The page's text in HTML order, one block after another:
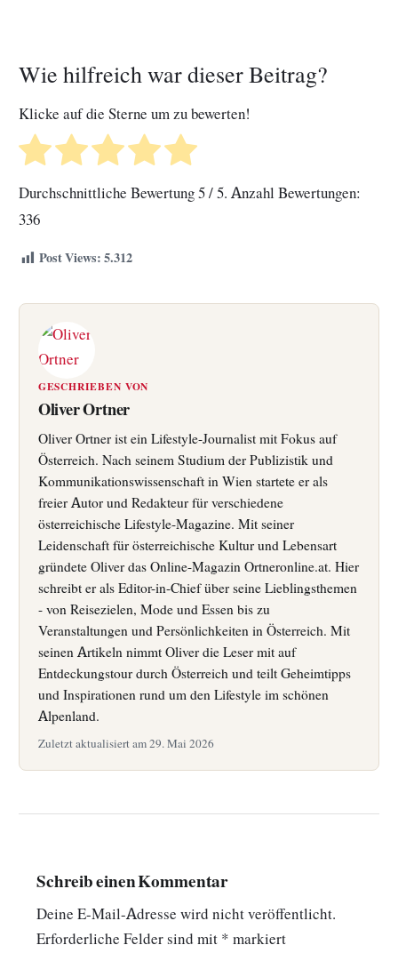
Wie hilfreich war dieser Beitrag?
Klicke auf die Sterne um zu bewerten!
Durchschnittliche Bewertung5/ 5. Anzahl Bewertungen:
336
Post Views: 5.312
GESCHRIEBEN VON
Oliver Ortner
Oliver Ortner ist ein Lifestyle-Journalist mit Fokus auf
Österreich. Nach seinem Studium der Publizistik und
Kommunikationswissenschaft in Wien startete er als
freier Autor und Redakteur für verschiedene
österreichische Lifestyle-Magazine. Mit seiner
Leidenschaft für österreichische Kultur und Lebensart
gründete Oliver das Online-Magazin Ortneronline.at. Hier
schreibt er als Editor-in-Chief über seine Lieblingsthemen
- von Reisezielen, Mode und Essen bis zu
Veranstaltungen und Persönlichkeiten in Österreich. Mit
seinen Artikeln nimmt Oliver die Leser mit auf
Entdeckungstour durch Österreich und teilt Geheimtipps
und Inspirationen rund um den Lifestyle im schönen
Alpenland.
Zuletzt aktualisiert am 29. Mai 2026
Schreib einen Kommentar
Deine E-Mail-Adresse wird nicht veröffentlicht.
Erforderliche Felder sind mit * markiert